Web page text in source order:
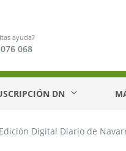
ayuda?
068
DN
Edición Digital Diario de